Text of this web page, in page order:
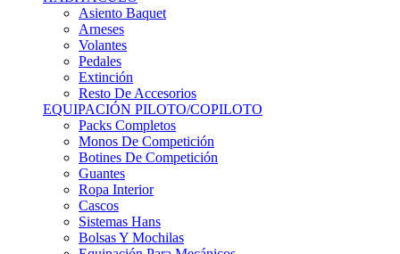
Asiento Baquet
Arneses
Volantes
Pedales
Extinción
Resto De Accesorios
EQUIPACIÓN PILOTO/COPILOTO
Packs Completos
Monos De Competición
Botines De Competición
Guantes
Ropa Interior
Cascos
Sistemas Hans
Bolsas Y Mochilas